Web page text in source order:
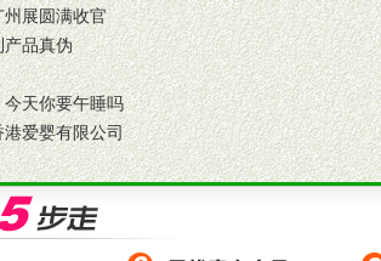
开创新产品不断满
优势
企划支持：产品手
展圆满收官
产品真伪
天你要午睡吗
港爱婴有限公司